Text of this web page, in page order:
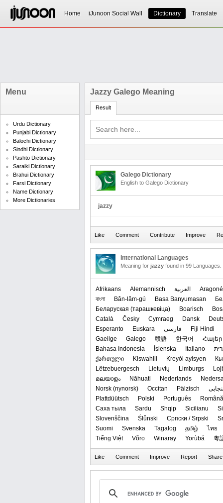
Home iJunoon Social Wall Dictionary Translate
Menu
Urdu Dictionary
Punjabi Dictionary
Balochi Dictionary
Sindhi Dictionary
Pashto Dictionary
Saraiki Dictionary
Brahui Dictionary
Farsi Dictionary
Name Dictionary
More Dictionaries
Jazzy Galego Meaning
Result
Galego Dictionary
English to Galego Dictionary
jazzy
International Languages
Meaning for jazzy found in 99 Languages.
Afrikaans Alemannisch العربیة
বাংলা
Bân-lâm-gú Basa Banyumasan
‪Беларуская (тарашкевіца)‬
Boarisch
Català
Česky Cymraeg Dansk
Esperanto
Euskara فارسی
Fiji Hindi
Gaeilge
Galego 贛語 한국어
Bahasa Indonesia
Íslenska Italiano
ქართული
Kiswahili Kreyòl ayisyen
Lëtzebuergesch
Lietuvių Limburgs
മലയാളം
Nāhuatl Nederlands
‪Norsk (nynorsk)‬
Occitan Pälzisch
Plattdüütsch
Polski Português
Română
Саха тыла
Sardu Shqip Sicilianu
Slovenščina
Ślůnski Српски / Srpski
Suomi
Svenska Tagalog தமிழ்
ไทย
Tiếng Việt
Võro Winaray Yorùbá 粵